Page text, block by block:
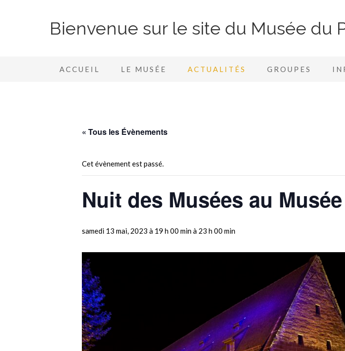
Bienvenue sur le site du Musée du
ACCUEIL LE MUSÉE ACTUALITÉS GROUPES
« Tous les Évènements
Cet évènement est passé.
Nuit des Musées au
samedi 13 mai, 2023 à 19 h 00 minà 23 h 00 min